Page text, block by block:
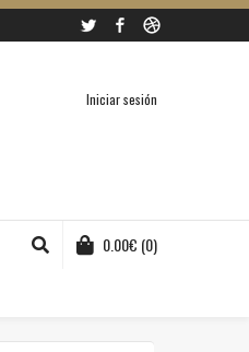
Twitter Facebook
Iniciar sesión
0.00€ (0)